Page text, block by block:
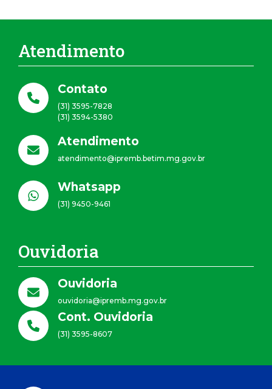
Atendimento
Contato
(31) 3595-7828
(31) 3594-5380
Atendimento
atendimento@ipremb.betim.mg.gov.br
Whatsapp
(31) 9450-9461
Ouvidoria
Ouvidoria
ouvidoria@ipremb.mg.gov.br
Cont. Ouvidoria
(31) 3595-8607